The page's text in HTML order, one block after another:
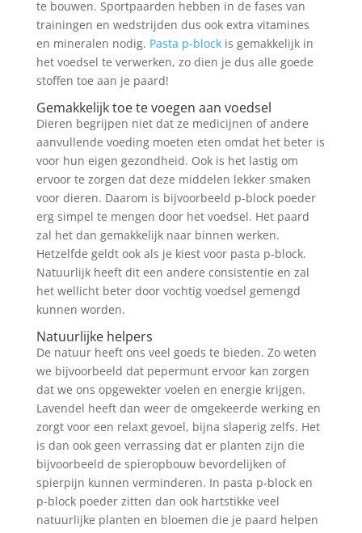
te bouwen. Sportpaarden hebben in de fases van
trainingen en wedstrijden dus ook extra vitamines
en mineralen nodig. Pasta p-blockis gemakkelijk in
het voedsel te verwerken, zo dien je dus alle goede
stoffen toe aan je paard!
Gemakkelijk toe te voegen aan voedsel
Dieren begrijpen niet dat ze medicijnen of andere
aanvullende voeding moeten eten omdat het beter is
voor hun eigen gezondheid. Ook is het lastig om
ervoor te zorgen dat deze middelen lekker smaken
voor dieren. Daarom is bijvoorbeeld p-block poeder
erg simpel te mengen door het voedsel. Het paard
zal het dan gemakkelijk naar binnen werken.
Hetzelfde geldt ook als je kiest voor pasta p-block.
Natuurlijk heeft dit een andere consistentie en zal
het wellicht beter door vochtig voedsel gemengd
kunnen worden.
Natuurlijke helpers
De natuur heeft ons veel goeds te bieden. Zo weten
we bijvoorbeeld dat pepermunt ervoor kan zorgen
dat we ons opgewekter voelen en energie krijgen.
Lavendel heeft dan weer de omgekeerde werking en
zorgt voor een relaxt gevoel, bijna slaperig zelfs. Het
is dan ook geen verrassing dat er planten zijn die
bijvoorbeeld de spieropbouw bevordelijken of
spierpijn kunnen verminderen. In pasta p-block en
p-block poeder zitten dan ook hartstikke veel
natuurlijke planten en bloemen die je paard helpen